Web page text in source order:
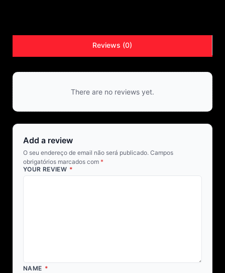
Reviews (0)
There are no reviews yet.
Add a review
O seu endereço de email não será publicado. Campos
obrigatórios marcados com *
YOUR REVIEW *
NAME *